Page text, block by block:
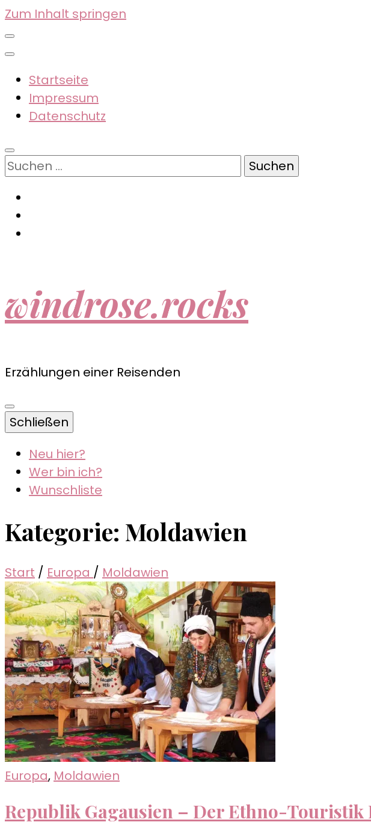
Zum Inhalt springen
Startseite
Impressum
Datenschutz
Suchen
nach:
windrose.rocks
Erzählungen einer Reisenden
Schließen
Neu hier?
Wer bin ich?
Wunschliste
Kategorie: Moldawien
Start / Europa / Moldawien
Europa, Moldawien
Republik Gagausien – Der Ethno-Touristik